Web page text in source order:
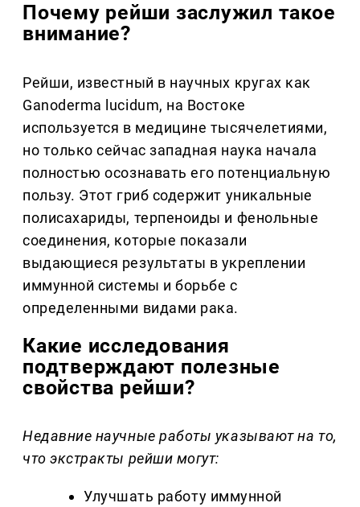
Почему рейши заслужил такое
внимание?
Рейши, известный в научных кругах как
Ganoderma lucidum, на Востоке
используется в медицине тысячелетиями,
но только сейчас западная наука начала
полностью осознавать его потенциальную
пользу. Этот гриб содержит уникальные
полисахариды, терпеноиды и фенольные
соединения, которые показали
выдающиеся результаты в укреплении
иммунной системы и борьбе с
определенными видами рака.
Какие исследования
подтверждают полезные
свойства рейши?
Недавние научные работы указывают на то,
что экстракты рейши могут:
Улучшать работу иммунной